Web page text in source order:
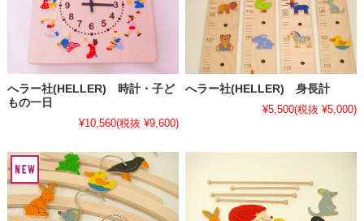
へラー社(HELLER) 時計・子ど
もの一日
¥10,560(税抜 ¥9,600)
へラー社(HELLER) 身長計
¥5,500(税抜 ¥5,000)